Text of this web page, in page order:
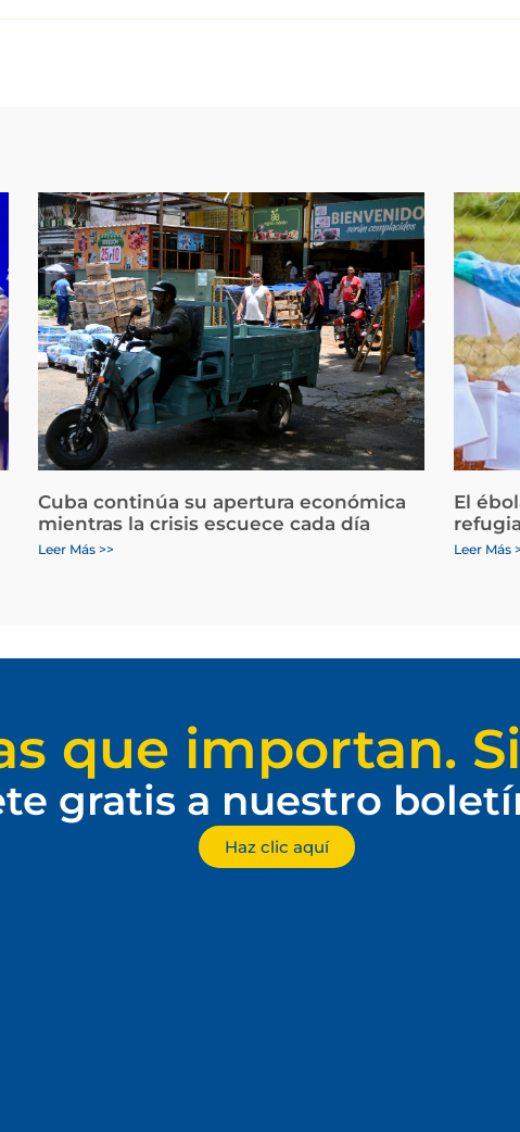
Cuba continúa su apertura económica
mientras la crisis escuece cada día
Leer Más >>
El
Leer Más
que importan.
gratis a nuestro
Haz clic aquí